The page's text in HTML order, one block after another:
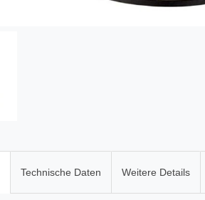
Technische Daten Weitere Details